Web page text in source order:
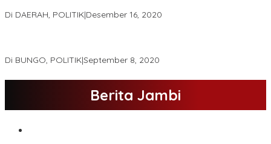
Di DAERAH, POLITIK|Desember 16, 2020
Di BUNGO, POLITIK|September 8, 2020
Berita Jambi